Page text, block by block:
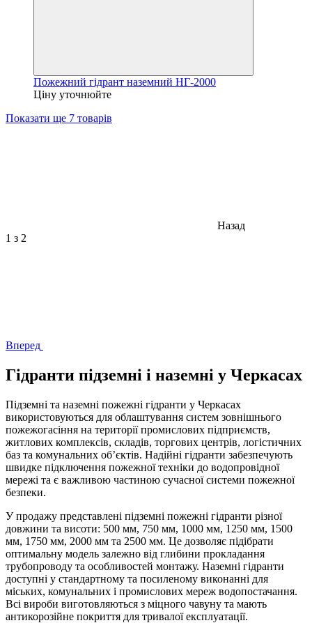
Пожежний гідрант наземний НГ-2000
Ціну уточнюйте
Показати ще 7 товарів
Назад
1 з 2
Вперед
Гідранти підземні і наземні у Черкасах
Підземні та наземні пожежні гідранти у Черкасах
використовуються для облаштування систем зовнішнього
пожежогасіння на території промислових підприємств,
житлових комплексів, складів, торгових центрів, логістичних
баз та комунальних об’єктів. Надійні гідранти забезпечують
швидке підключення пожежної техніки до водопровідної
мережі та є важливою частиною сучасної системи пожежної
безпеки.
У продажу представлені підземні пожежні гідранти різної
довжини та висоти: 500 мм, 750 мм, 1000 мм, 1250 мм, 1500
мм, 1750 мм, 2000 мм та 2500 мм. Це дозволяє підібрати
оптимальну модель залежно від глибини прокладання
трубопроводу та особливостей монтажу. Наземні гідранти
доступні у стандартному та посиленому виконанні для
міських, комунальних і промислових мереж водопостачання.
Всі вироби виготовляються з міцного чавуну та мають
антикорозійне покриття для тривалої експлуатації.